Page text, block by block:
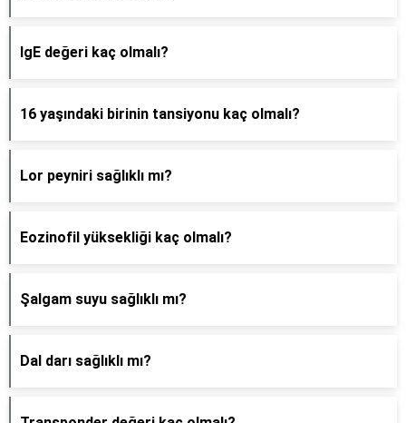
IgE değeri kaç olmalı?
16 yaşındaki birinin tansiyonu kaç olmalı?
Lor peyniri sağlıklı mı?
Eozinofil yüksekliği kaç olmalı?
Şalgam suyu sağlıklı mı?
Dal darı sağlıklı mı?